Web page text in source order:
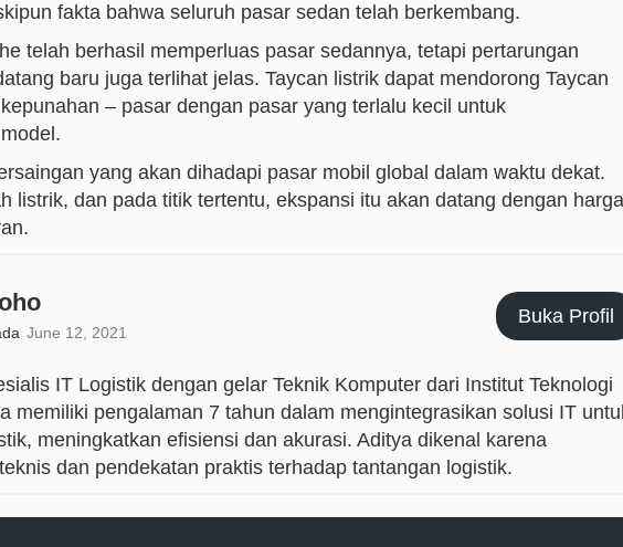
fakta bahwa seluruh pasar sedan telah berkembang.
telah berhasil memperluas pasar sedannya, tetapi pertarungan
baru juga terlihat jelas. Taycan listrik dapat mendorong Taycan
– pasar dengan pasar yang terlalu kecil untuk
yang akan dihadapi pasar mobil global dalam waktu dekat.
listrik, dan pada titik tertentu, ekspansi itu akan datang dengan harga
June 12, 2021
Buka Profil
IT Logistik dengan gelar Teknik Komputer dari Institut Teknologi
memiliki pengalaman 7 tahun dalam mengintegrasikan solusi IT
meningkatkan efisiensi dan akurasi. Aditya dikenal karena
dan pendekatan praktis terhadap tantangan logistik.